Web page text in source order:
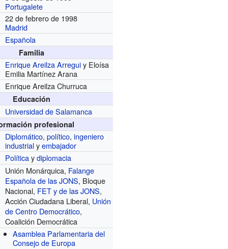
Portugalete
22 de febrero de 1998
Madrid
Española
Familia
Enrique Areilza Arreguiy Eloísa
Emilia Martínez Arana
Enrique Areilza Churruca
Educación
Universidad de Salamanca
profesional
Diplomático,político,ingeniero
industrialyembajador
Políticaydiplomacia
Unión Monárquica, Falange
Española de las JONS, Bloque
Nacional, FET y de las JONS,
Acción Ciudadana Liberal, Unión
de Centro Democrático,
Coalición Democrática
Asamblea Parlamentaria del
Consejo de Europa